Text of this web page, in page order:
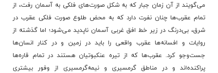
می‌گویند از آن زمان جبار كه به شكل صورت‌های فلكی به آسمان رفت، از
تمام عقرب‌ها چنان نفرت دارد كه به محض طلوع صورت فلكی عقرب در
شرق، بی‌درنگ در زیر خط افق غربی آسمان ناپدید می‌شود؛ اما گذشته از
روایات و افسانه‌ها عقرب واقعی را باید در زمین و در كنار انسان‌ها
جست‌وجو كرد. عقرب‌ها كه از تیره عنكبوتیان هستند در تمام قاره‌ها
پراكنده‌اند و در مناطق گرمسیری و نیمه‌گرمسیری از وفور بیشتری